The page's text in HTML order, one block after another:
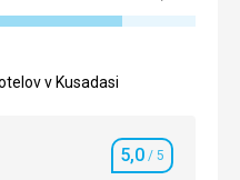
v Kusadasi
Hodnotenie
5,0 / 5